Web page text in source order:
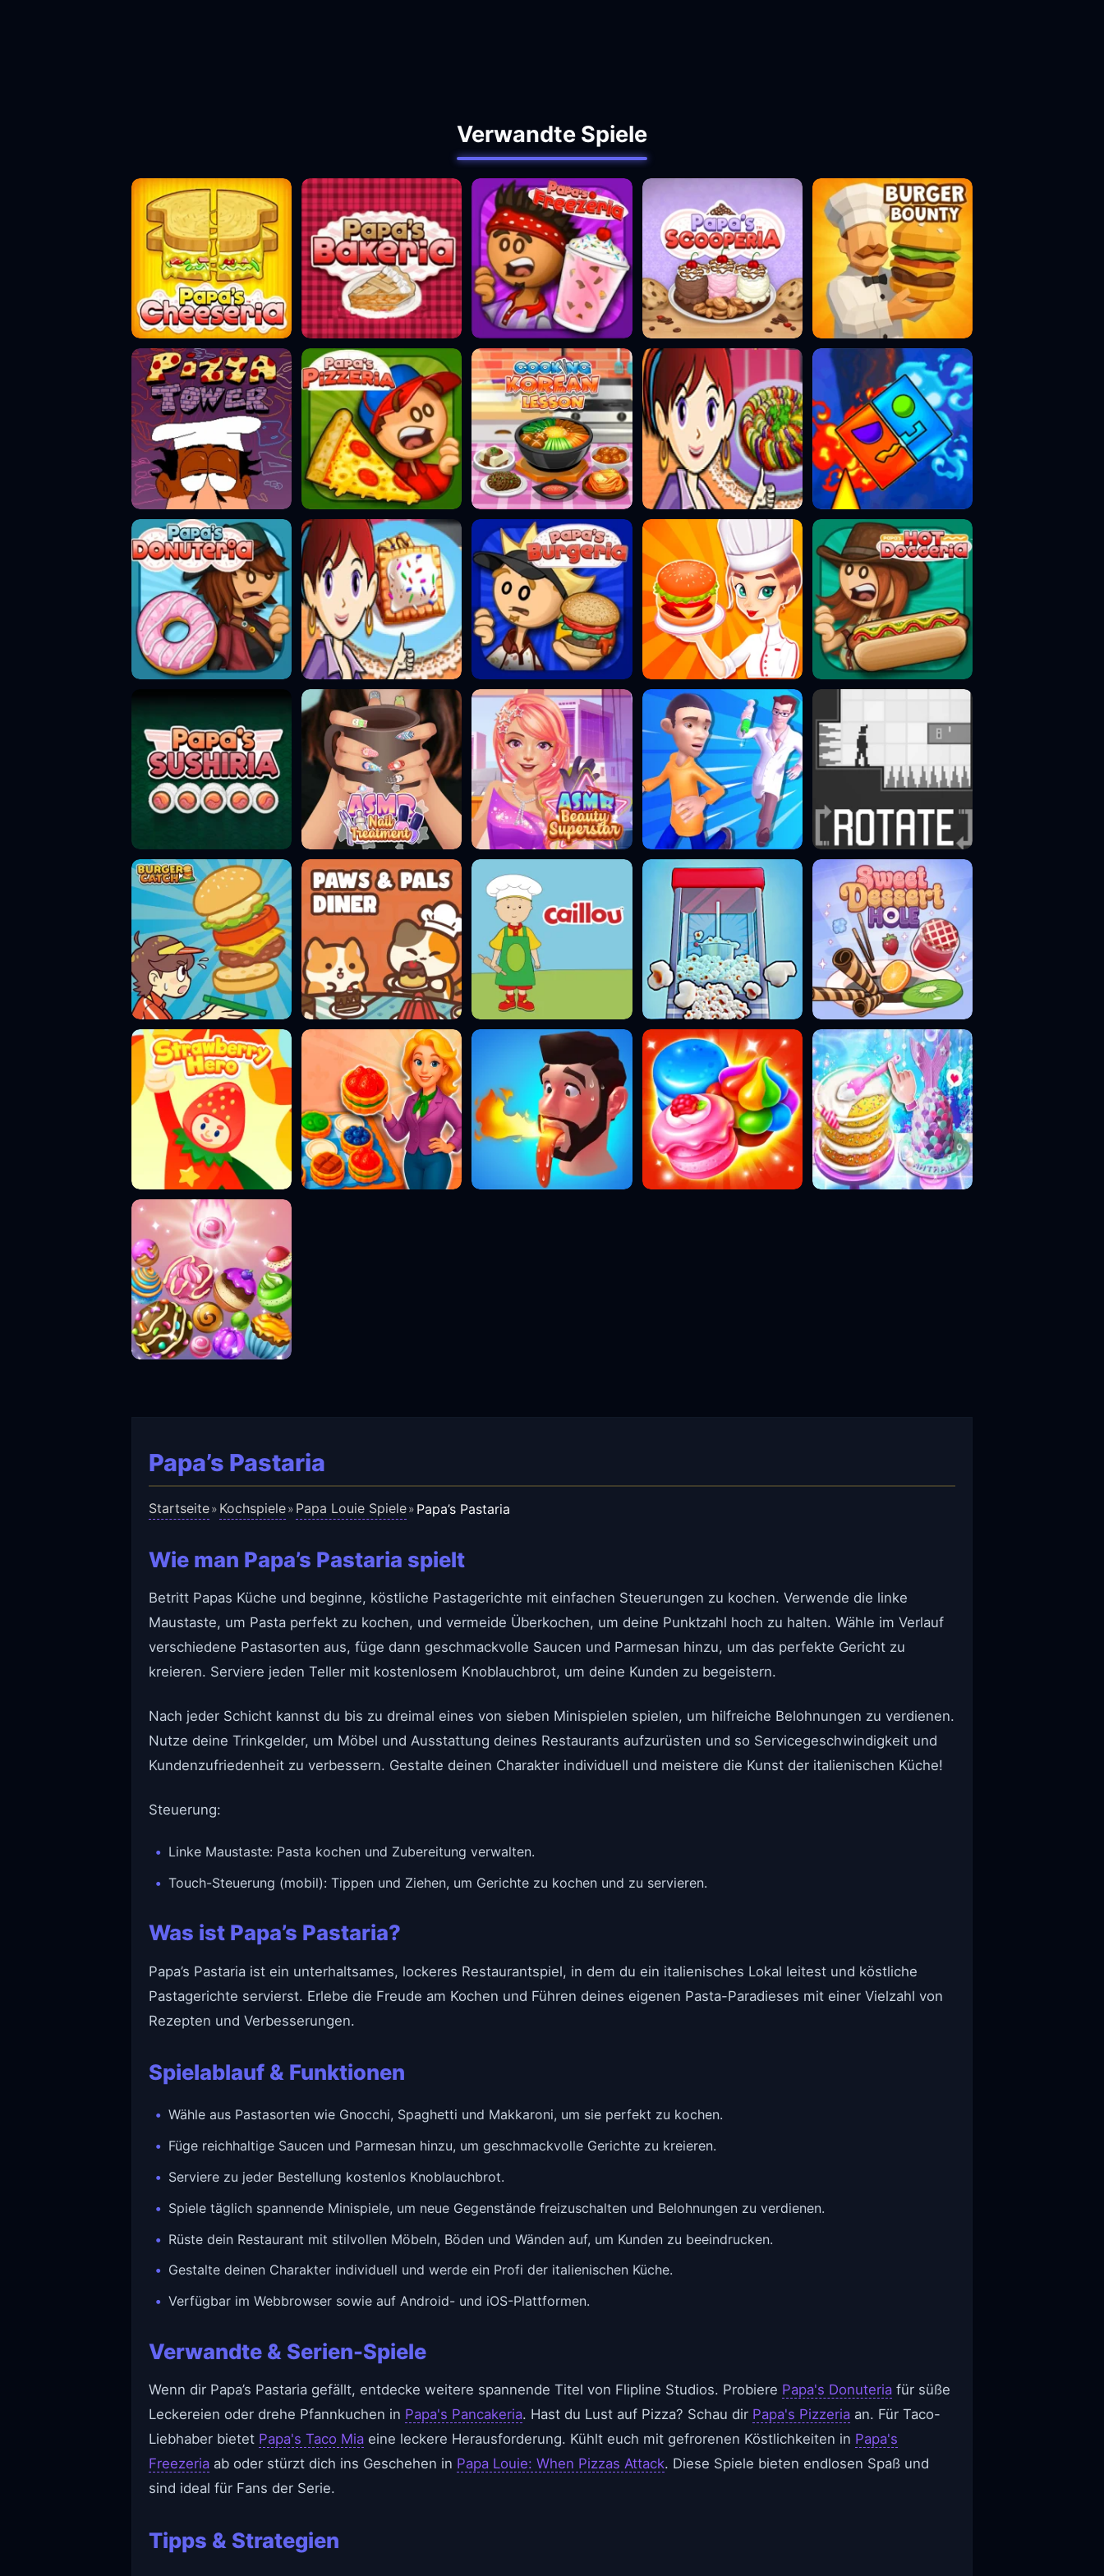
Papa’s Pastaria
Startseite» Kochspiele» Papa Louie Spiele» Papa’s Pastaria
Wie man Papa’s Pastaria spielt
Betritt Papas Küche und beginne, köstliche Pastagerichte mit einfachen Steuerungen zu kochen. Verwende die linke
Maustaste, um Pasta perfekt zu kochen, und vermeide Überkochen, um deine Punktzahl hoch zu halten. Wähle im Verlauf
verschiedene Pastasorten aus, füge dann geschmackvolle Saucen und Parmesan hinzu, um das perfekte Gericht zu
kreieren. Serviere jeden Teller mit kostenlosem Knoblauchbrot, um deine Kunden zu begeistern.
Nach jeder Schicht kannst du bis zu dreimal eines von sieben Minispielen spielen, um hilfreiche Belohnungen zu verdienen.
Nutze deine Trinkgelder, um Möbel und Ausstattung deines Restaurants aufzurüsten und so Servicegeschwindigkeit und
Kundenzufriedenheit zu verbessern. Gestalte deinen Charakter individuell und meistere die Kunst der italienischen Küche!
Steuerung:
Linke Maustaste: Pasta kochen und Zubereitung verwalten.
Touch-Steuerung (mobil): Tippen und Ziehen, um Gerichte zu kochen und zu servieren.
Was ist Papa’s Pastaria?
Papa’s Pastaria ist ein unterhaltsames, lockeres Restaurantspiel, in dem du ein italienisches Lokal leitest und köstliche
Pastagerichte servierst. Erlebe die Freude am Kochen und Führen deines eigenen Pasta-Paradieses mit einer Vielzahl von
Rezepten und Verbesserungen.
Spielablauf & Funktionen
Wähle aus Pastasorten wie Gnocchi, Spaghetti und Makkaroni, um sie perfekt zu kochen.
Füge reichhaltige Saucen und Parmesan hinzu, um geschmackvolle Gerichte zu kreieren.
Serviere zu jeder Bestellung kostenlos Knoblauchbrot.
Spiele täglich spannende Minispiele, um neue Gegenstände freizuschalten und Belohnungen zu verdienen.
Rüste dein Restaurant mit stilvollen Möbeln, Böden und Wänden auf, um Kunden zu beeindrucken.
Gestalte deinen Charakter individuell und werde ein Profi der italienischen Küche.
Verfügbar im Webbrowser sowie auf Android- und iOS-Plattformen.
Verwandte & Serien-Spiele
Wenn dir Papa’s Pastaria gefällt, entdecke weitere spannende Titel von Flipline Studios. Probiere Papa's Donuteria für süße
Leckereien oder drehe Pfannkuchen in Papa's Pancakeria. Hast du Lust auf Pizza? Schau dir Papa's Pizzeria an. Für Taco-
Liebhaber bietet Papa's Taco Mia eine leckere Herausforderung. Kühlt euch mit gefrorenen Köstlichkeiten in Papa's
Freezeria ab oder stürzt dich ins Geschehen in Papa Louie: When Pizzas Attack. Diese Spiele bieten endlosen Spaß und
sind ideal für Fans der Serie.
Tipps & Strategien
Verwandte Spiele